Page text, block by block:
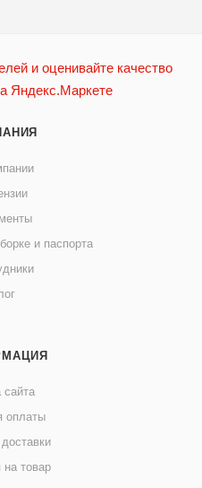
и паспорта
сайта
оплаты
на товар